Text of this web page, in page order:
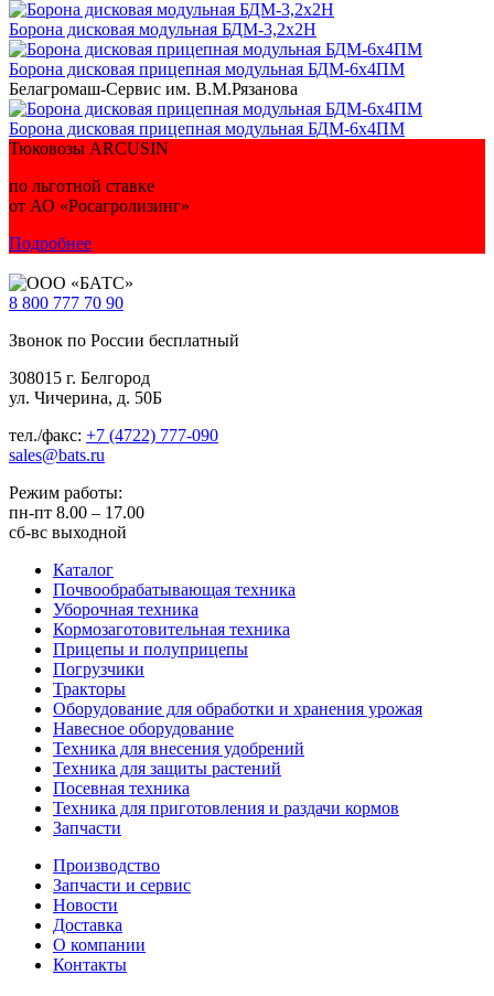
Борона дисковая модульная БДМ-3,2х2Н
Борона дисковая прицепная модульная БДМ-6х4ПМ
Белагромаш-Сервис им. В.М.Рязанова
Борона дисковая прицепная модульная БДМ-6х4ПМ
Тюковозы ARCUSIN
по льготной ставке
от АО «Росагролизинг»
Подробнее
8 800 777 70 90
Звонок по России бесплатный
308015 г. Белгород
ул. Чичерина, д. 50Б
тел./факс: +7 (4722) 777-090
sales@bats.ru
Режим работы:
пн-пт 8.00 – 17.00
сб-вс выходной
Каталог
Почвообрабатывающая техника
Уборочная техника
Кормозаготовительная техника
Прицепы и полуприцепы
Погрузчики
Тракторы
Оборудование для обработки и хранения урожая
Навесное оборудование
Техника для внесения удобрений
Техника для защиты растений
Посевная техника
Техника для приготовления и раздачи кормов
Запчасти
Производство
Запчасти и сервис
Новости
Доставка
О компании
Контакты